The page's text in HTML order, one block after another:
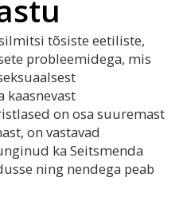
Logi sisse või registreeru
tõsiste eetiliste,
probleemidega, mis
kaasnevast
on osa suuremast
on vastavad
ka Seitsmenda
ning nendega peab